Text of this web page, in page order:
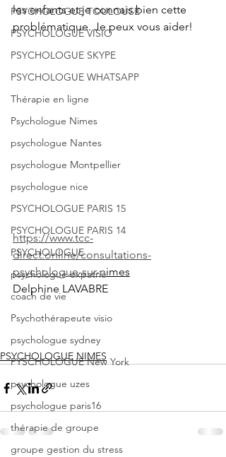
PSYCHOLOGUE TOULOUSE
PSYCHOLOGUE VISIO
PSYCHOLOGUE SKYPE
PSYCHOLOGUE WHATSAPP
Thérapie en ligne
Psychologue Nimes
psychologue Nantes
psychologue Montpellier
psychologue nice
PSYCHOLOGUE PARIS 15
PSYCHOLOGUE PARIS 14
PSYCHOLOGUE
psychologue expatrié
coach de vie
Psychothérapeute visio
psychologue sydney
PYSCHOLOGUE New York
psychologue uzes
psychologue paris16
thérapie de groupe
groupe gestion du stress
les enfants et je connais bien cette
problématique. Je peux vous aider!
https://www.tcc-
direct.online/consultations-
psychologue-sur-nimes
Delphine LAVABRE
PSYCHOLOGUE NIMES